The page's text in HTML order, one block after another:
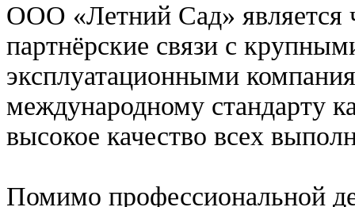
ООО «Летний Сад»
партнёрские связи с
эксплуатационными
международному стандарту
высокое качество всех
Помимо профессиональной